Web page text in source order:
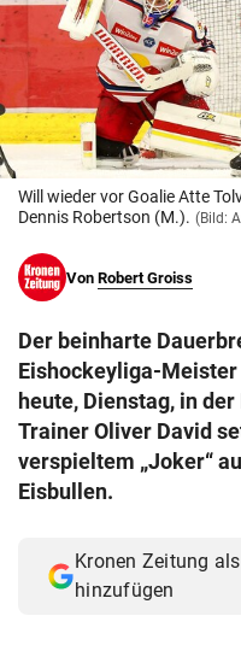
© Krone Multimedia GmbH
Muthgasse 2, 1190 Wien
Will wieder vor Goalie Atte
Dennis Robertson (M.). (Bild:
Von Robert Groiss
Der beinharte
Eishockeyliga-
heute, Dienstag, in
Trainer Oliver David
verspieltem „Joker“
Eisbullen.
Kronen Zeitung
hinzufügen